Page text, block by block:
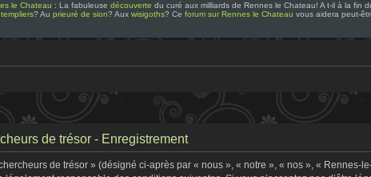
le Chateau : La fabuleuse découverte du curé aux milliards de Rennes le Chateau! A t-il à la fin
templiers? Au prieuré de sion? Aux wisigoths? Ce forum sur Rennes le Chateau vous aidera peut-
de trésor - Enregistrement
de trésor » (désigné ci-après par « nous », « notre », « nos », « Rennes-